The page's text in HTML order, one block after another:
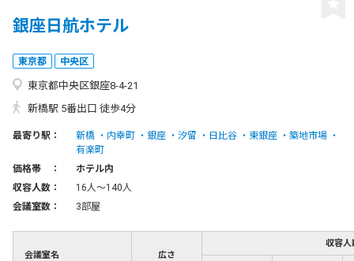
銀座日航ホテル
東京都 中央区
東京都中央区銀座8-4-21
新橋駅 5番出口 徒歩4分
最寄り駅： 新橋 内幸町 銀座 汐留 日比谷 東銀座
築地市場
有楽町
価格帯 ：
ホテル内
収容人数：
16人〜140人
会議室数：
3部屋
会議室名 広さ
収容人